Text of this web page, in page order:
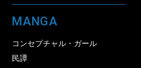
MANGA
コンセプチャル・ガール
民譚